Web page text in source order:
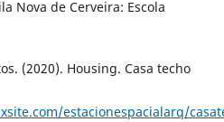
Nova de Cerveira: Escola
(2020). Housing. Casa techo
estacionespacialarq/